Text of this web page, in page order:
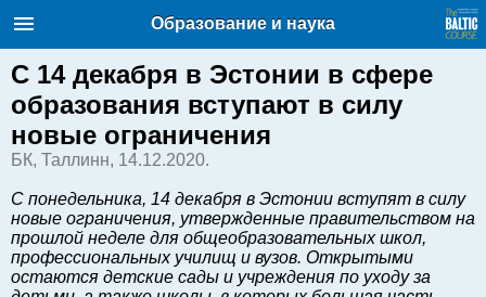
Балтийский курс. Новости и
аналитика
English
Очерки по новейшей истории
Латвии
Хорошо для дела
Аналитика
Образование и наука
С 14 декабря в Эстонии в сфере
образования вступают в силу
новые ограничения
БК, Таллинн, 14.12.2020.
С понедельника, 14 декабря в Эстонии вступят в силу
новые ограничения, утвержденные правительством на
прошлой неделе для общеобразовательных школ,
профессиональных училищ и вузов. Открытыми
остаются детские сады и учреждения по уходу за